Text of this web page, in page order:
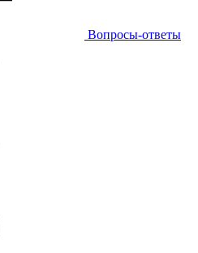
Вопросы-ответы